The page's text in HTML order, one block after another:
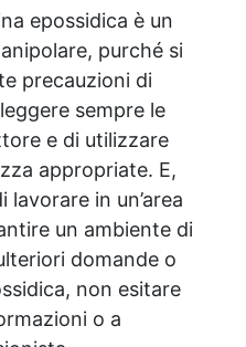
epossidica è un
purché si
precauzioni di
sempre le
e di utilizzare
appropriate. E,
in un’area
un ambiente di
domande o
non esitare
o a